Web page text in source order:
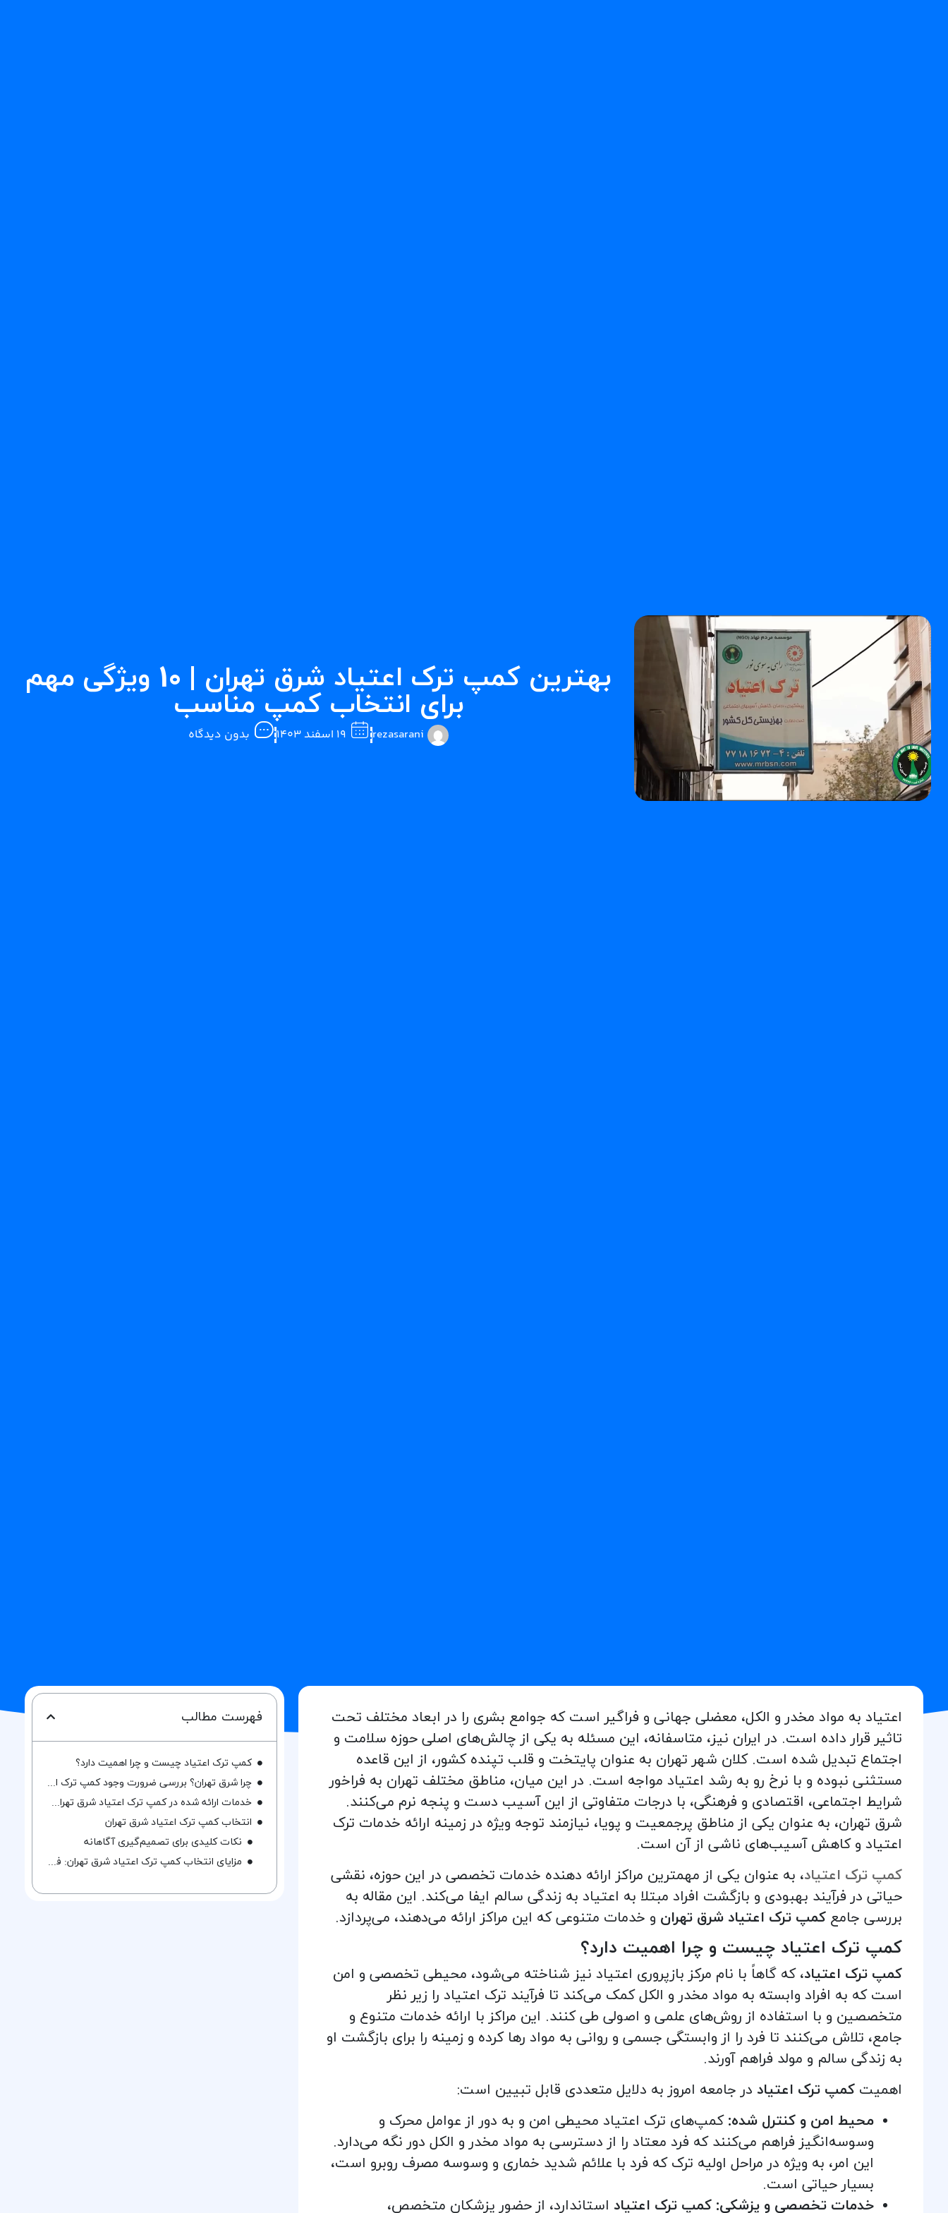
بهترین کمپ ترک اعتیاد شرق تهران | 10 ویژگی مهم
برای انتخاب کمپ مناسب
rezasarani ۱۹ اسفند ۱۴۰۳ بدون دیدگاه
اعتیاد به مواد مخدر و الکل، معضلی جهانی و فراگیر است که جوامع بشری را در ابعاد مختلف تحت
تاثیر قرار داده است. در ایران نیز، متاسفانه، این مسئله به یکی از چالش‌های اصلی حوزه سلامت و
اجتماع تبدیل شده است. کلان شهر تهران به عنوان پایتخت و قلب تپنده کشور، از این قاعده
مستثنی نبوده و با نرخ رو به رشد اعتیاد مواجه است. در این میان، مناطق مختلف تهران به فراخور
شرایط اجتماعی، اقتصادی و فرهنگی، با درجات متفاوتی از این آسیب دست و پنجه نرم می‌کنند.
شرق تهران، به عنوان یکی از مناطق پرجمعیت و پویا، نیازمند توجه ویژه در زمینه ارائه خدمات ترک
اعتیاد و کاهش آسیب‌های ناشی از آن است.
کمپ ترک اعتیاد، به عنوان یکی از مهمترین مراکز ارائه دهنده خدمات تخصصی در این حوزه، نقشی
حیاتی در فرآیند بهبودی و بازگشت افراد مبتلا به اعتیاد به زندگی سالم ایفا می‌کند. این مقاله به
بررسی جامع کمپ ترک اعتیاد شرق تهران و خدمات متنوعی که این مراکز ارائه می‌دهند، می‌پردازد.
کمپ ترک اعتیاد چیست و چرا اهمیت دارد؟
کمپ ترک اعتیاد، که گاهاً با نام مرکز بازپروری اعتیاد نیز شناخته می‌شود، محیطی تخصصی و امن
است که به افراد وابسته به مواد مخدر و الکل کمک می‌کند تا فرآیند ترک اعتیاد را زیر نظر
متخصصین و با استفاده از روش‌های علمی و اصولی طی کنند. این مراکز با ارائه خدمات متنوع و
جامع، تلاش می‌کنند تا فرد را از وابستگی جسمی و روانی به مواد رها کرده و زمینه را برای بازگشت او
به زندگی سالم و مولد فراهم آورند.
اهمیت کمپ ترک اعتیاد در جامعه امروز به دلایل متعددی قابل تبیین است:
محیط امن و کنترل شده: کمپ‌های ترک اعتیاد محیطی امن و به دور از عوامل محرک و
وسوسه‌انگیز فراهم می‌کنند که فرد معتاد را از دسترسی به مواد مخدر و الکل دور نگه می‌دارد.
این امر، به ویژه در مراحل اولیه ترک که فرد با علائم شدید خماری و وسوسه مصرف روبرو است،
بسیار حیاتی است.
خدمات تخصصی و پزشکی: کمپ ترک اعتیاد استاندارد، از حضور پزشکان متخصص،
فهرست مطالب
کمپ ترک اعتیاد چیست و چرا اهمیت دارد؟
چرا شرق تهران؟ بررسی ضرورت وجود کمپ ترک اعتیاد شرق تهران
خدمات ارائه شده در کمپ ترک اعتیاد شرق تهران: نگاهی جامع به امکانات و برنامه‌ها
انتخاب کمپ ترک اعتیاد شرق تهران
نکات کلیدی برای تصمیم‌گیری آگاهانه
مزایای انتخاب کمپ ترک اعتیاد شرق تهران: فرصت‌های منحصر به فرد برای بهبودی